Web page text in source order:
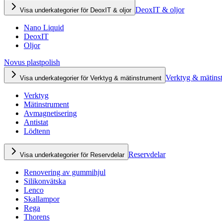
Visa underkategorier för DeoxIT & oljor DeoxIT & oljor
Nano Liquid
DeoxIT
Oljor
Novus plastpolish
Visa underkategorier för Verktyg & mätinstrument Verktyg &
Verktyg
Mätinstrument
Avmagnetisering
Antistat
Lödtenn
Visa underkategorier för Reservdelar Reservdelar
Renovering av gummihjul
Silikonvätska
Lenco
Skallampor
Rega
Thorens